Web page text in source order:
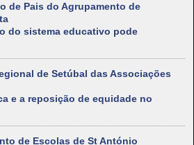
de Pais do Agrupamento de
do sistema educativo pode
de Setúbal das Associações
e a reposição de equidade no
de Escolas de St António